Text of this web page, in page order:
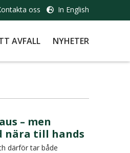
oss In English
AVFALL NYHETER
– men
nära till hands
därför tar både